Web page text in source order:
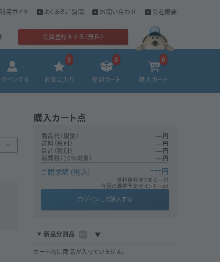
用ガイド よくあるご質問 お問い合わせ 会社概要
会員登録をする（無料）
インする お気に入り
0
売却カート
0
購入カート
0
購入カート点
商品代（税別） ---円
送料（税別）
---円
合計（税別）
---円
消費税（10%対象）
---円
ご請求額（税込） ---円
送料無料まであと---円
今回の獲得予定ポイント---pt
ログインして購入する
新品分割品
カート内に商品が入っていません。